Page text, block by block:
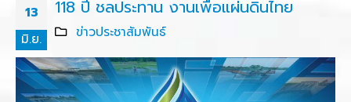
13
มิ.ย.
118 ปี ชลประทาน งานเพื่อแผ่นดินไทย
ข่าวประชาสัมพันธ์